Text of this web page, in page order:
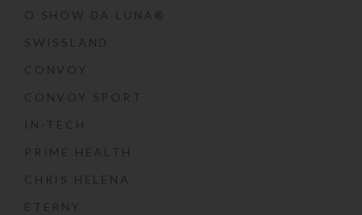
O SHOW DA LUNA®
SWISSLAND
CONVOY
CONVOY SPORT
IN-TECH
PRIME HEALTH
CHRIS HELENA
ETERNY